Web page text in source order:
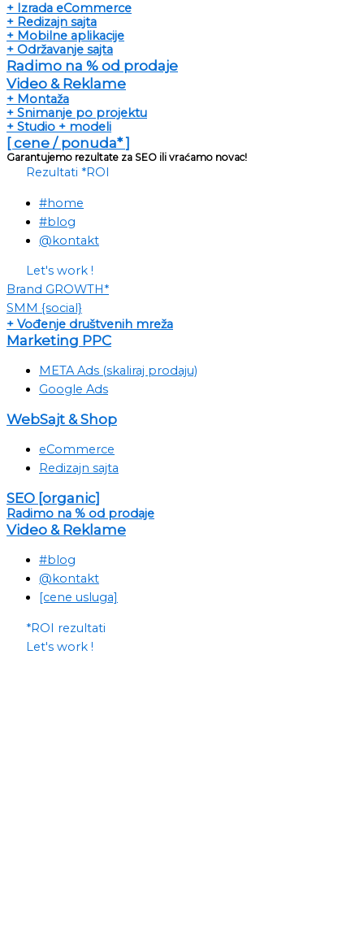
+ Izrada eCommerce
+ Redizajn sajta
+ Mobilne aplikacije
+ Održavanje sajta
Radimo na % od prodaje
Video & Reklame
+ Montaža
+ Snimanje po projektu
+ Studio + modeli
[ cene / ponuda* ]
Garantujemo rezultate za SEO ili vraćamo novac!
Rezultati *ROI
#home
#blog
@kontakt
Let's work !
Brand GROWTH*
SMM {social}
+ Vođenje društvenih mreža
Marketing PPC
META Ads (skaliraj prodaju)
Google Ads
WebSajt & Shop
eCommerce
Redizajn sajta
SEO [organic]
Radimo na % od prodaje
Video & Reklame
#blog
@kontakt
[cene usluga]
*ROI rezultati
Let's work !